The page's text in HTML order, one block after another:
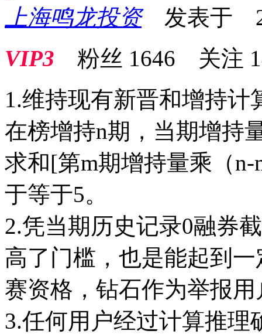
上海鸣龙投资发表于
VIP3 粉丝 1646 关注
1.维持现有新晋和增持
在榜增持n期，当期增持
求和[第m期增持量乘（
于等于5。
2.凭当期历史记录0融券
高了门槛，也是能起到
赛资格，钻石作为举报
3.任何用户经过计算推